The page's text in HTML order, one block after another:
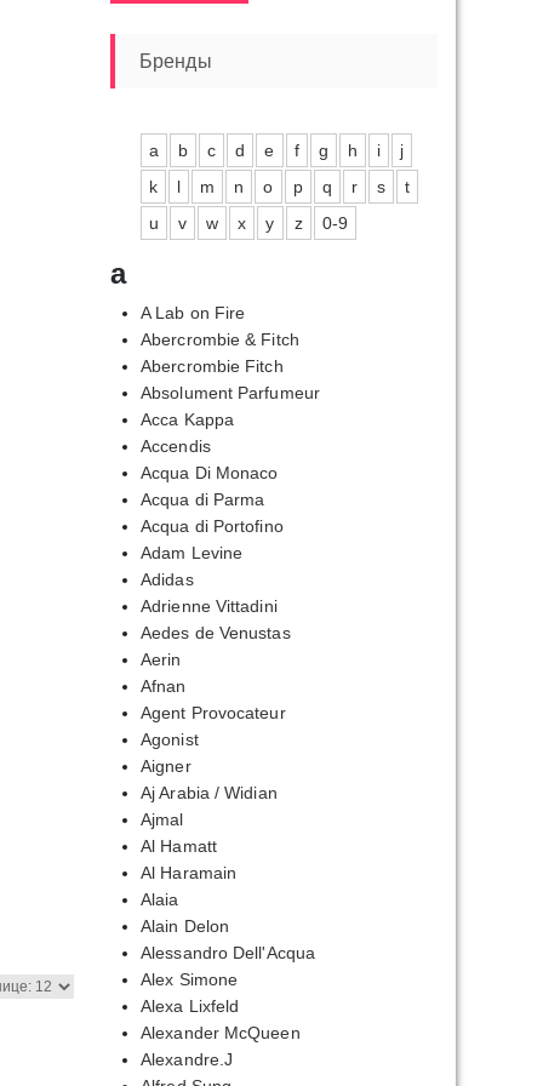
Бренды
a b c d e f g h i
j
k
l m n o p q r s
t
u
v w x y z 0-9
a
A Lab on Fire
Abercrombie & Fitch
Abercrombie Fitch
Absolument Parfumeur
Acca Kappa
Accendis
Acqua Di Monaco
Acqua di Parma
Acqua di Portofino
Adam Levine
Adidas
Adrienne Vittadini
Aedes de Venustas
Aerin
Afnan
Agent Provocateur
Agonist
Aigner
Aj Arabia / Widian
Ajmal
Al Hamatt
Al Haramain
Alaia
Alain Delon
Alessandro Dell'Acqua
Alex Simone
Alexa Lixfeld
Alexander McQueen
Alexandre.J